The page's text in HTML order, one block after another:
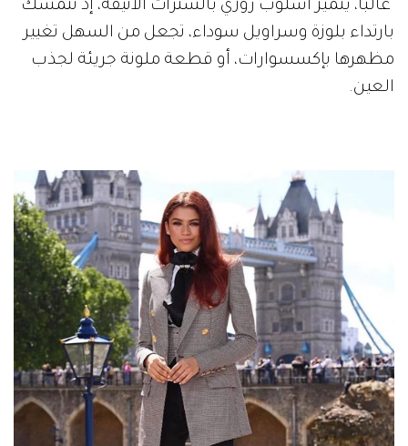
غالبًا، يتميز أسلوب روزي بالسترات الأنيقة، إذ تتمسك
بارتداء بلوزة وسراويل سوداء، تجعل من السهل تغيير
مظهرها بإكسسوارات، أو قطعة ملونة جريئة لجذب
العين.